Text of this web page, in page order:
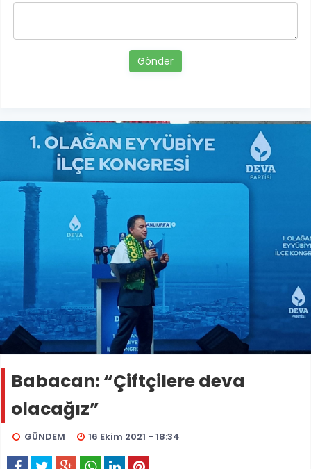
Gönder
Babacan: “Çiftçilere deva
olacağız”
GÜNDEM 16 Ekim 2021 - 18:34